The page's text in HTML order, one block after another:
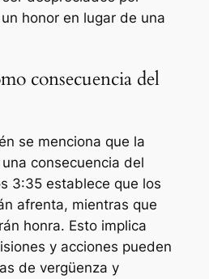
honor en lugar de una
consecuencia del
se menciona que la
consecuencia del
3:35 establece que los
afrenta, mientras que
honra. Esto implica
y acciones pueden
de vergüenza y